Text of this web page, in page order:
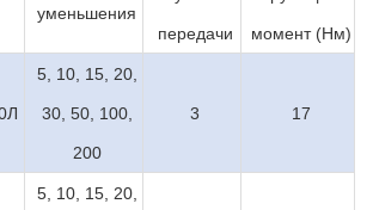
уменьшения
передачи момент (Нм)
5, 10, 15, 20,
30, 50, 100,
200
3 17
5, 10, 15, 20,